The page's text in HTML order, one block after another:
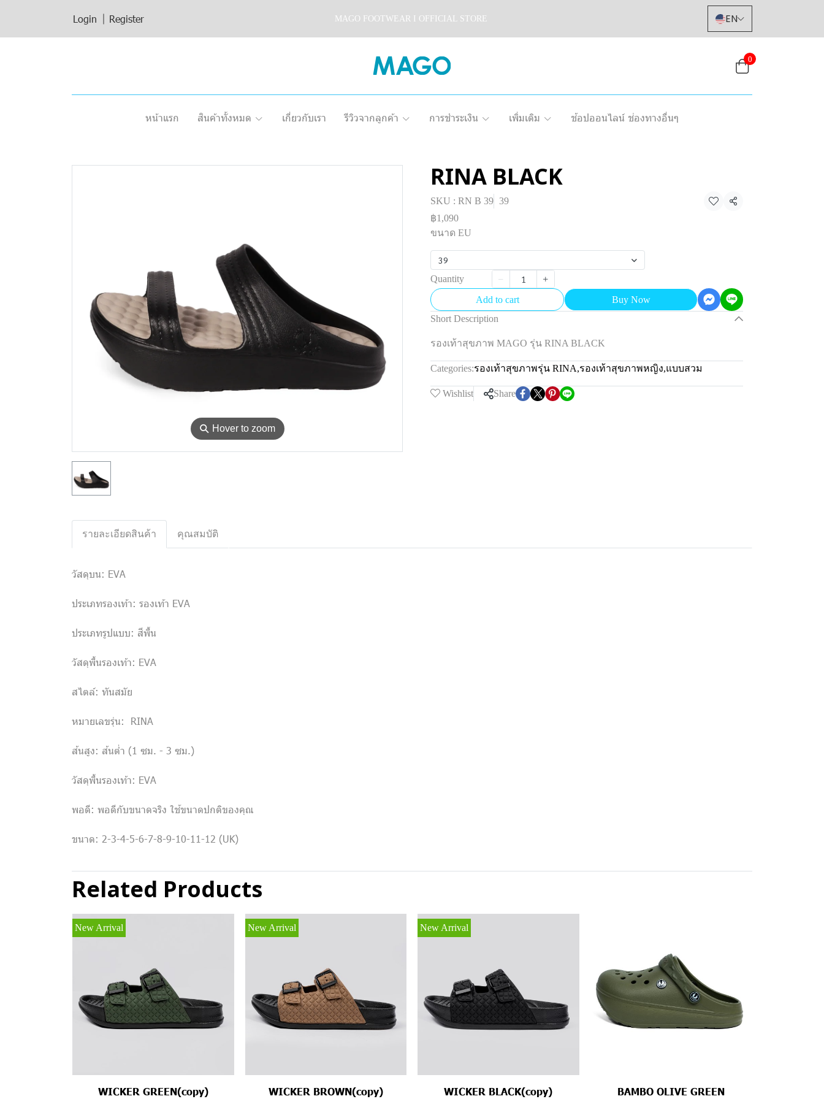
Login Register MAGO FOOTWEAR I OFFICIAL STORE EN
0
หน้าแรก สินค้าทั้งหมด เกี่ยวกับเรา รีวิวจากลูกค้า การชำระเงิน เพิ่มเติม ช้อปออนไลน์ ช่องทางอื่นๆ
⚲ Hover to zoom
RINA BLACK
SKU : RN B 39 39
Share
฿1,090
ขนาด EU
39
Quantity
Add to cart
Buy Now
Short Description
รองเท้าสุขภาพ MAGO รุ่น RINA BLACK
Categories:รองเท้าสุขภาพรุ่น RINA,รองเท้าสุขภาพหญิง,แบบสวม
Wishlist Share
รายละเอียดสินค้า คุณสมบัติ
วัสดุบน: EVA
ประเภทรองเท้า: รองเท้า EVA
ประเภทรูปแบบ: สีพื้น
วัสดุพื้นรองเท้า: EVA
สไตล์: ทันสมัย
หมายเลขรุ่น: RINA
ส้นสูง: ส้นต่ำ (1 ซม. - 3 ซม.)
วัสดุพื้นรองเท้า: EVA
พอดี: พอดีกับขนาดจริง ใช้ขนาดปกติของคุณ
ขนาด: 2-3-4-5-6-7-8-9-10-11-12 (UK)
Related Products
New Arrival
WICKER GREEN(copy)
New Arrival
WICKER BROWN(copy)
New Arrival
WICKER BLACK(copy) BAMBO OLIVE GREEN